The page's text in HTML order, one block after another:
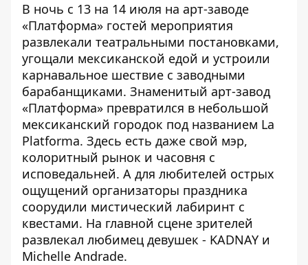
В ночь с 13 на 14 июля на арт-заводе
«Платформа» гостей мероприятия
развлекали театральными постановками,
угощали мексиканской едой и устроили
карнавальное шествие с заводными
барабанщиками. Знаменитый арт-завод
«Платформа» превратился в небольшой
мексиканский городок под названием La
Platforma. Здесь есть даже свой мэр,
колоритный рынок и часовня с
исповедальней. А для любителей острых
ощущений организаторы праздника
соорудили мистический лабиринт с
квестами. На главной сцене зрителей
развлекал любимец девушек - KADNAY и
Michelle Andrade.